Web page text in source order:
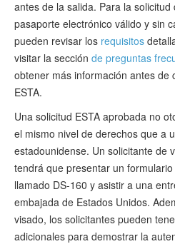
antes de la salida. Para la
pasaporte electrónico válido y sin
pueden revisar los requisitos
visitar la sección de preguntas
obtener más información antes de
ESTA.
Una solicitud ESTA aprobada no
el mismo nivel de derechos que a
estadounidense. Un solicitante de
tendrá que presentar un
llamado DS-160 y asistir a una
embajada de Estados Unidos.
visado, los solicitantes pueden
adicionales para demostrar la